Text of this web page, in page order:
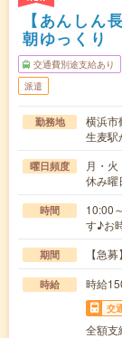
【あんしん
朝ゆっくり
交通費別途支給あり
派遣
勤務地
横浜市
生麦駅
曜日頻度
月・
休み曜
時間
10:00
す♪お
期間 【急
時給 時給
交
全額支